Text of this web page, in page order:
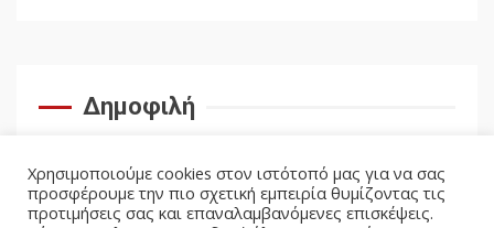
Δημοφιλή
Χρησιμοποιούμε cookies στον ιστότοπό μας για να σας
προσφέρουμε την πιο σχετική εμπειρία θυμίζοντας τις
προτιμήσεις σας και επαναλαμβανόμενες επισκέψεις.